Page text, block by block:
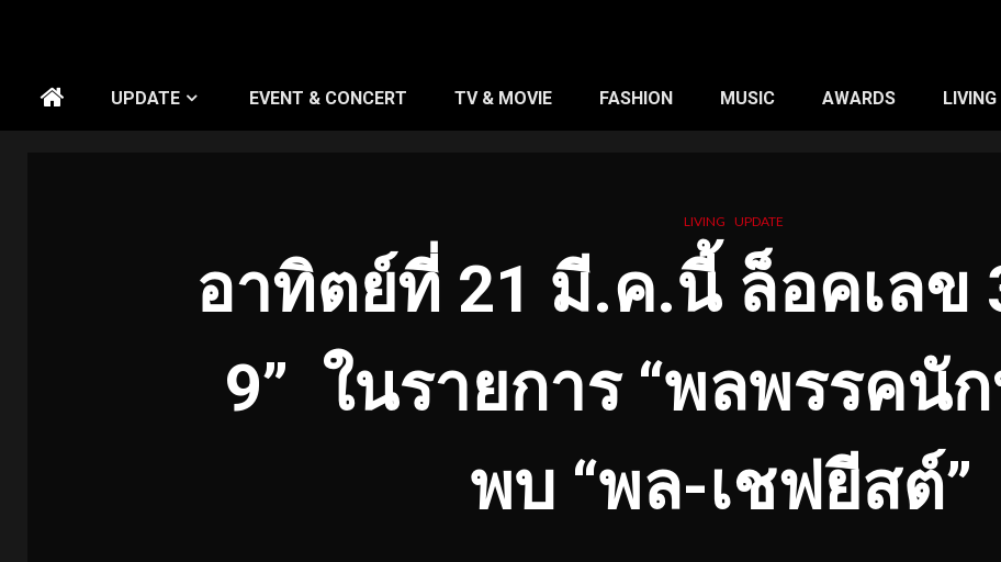
UPDATE EVENT & CONCERT TV & MOVIE FASHION MUSIC AWARDS LIVING
LIVING UPDATE
อาทิตย์ที่ 21 มี.ค.นี้ ล็อคเลข
9” ในรายการ “พลพรรคนั
พบ “พล-เชฟยีสต์”